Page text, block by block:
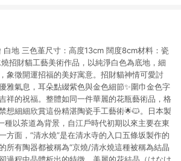
白地 三色堇尺寸：高度13cm 闊度8cm材料：瓷
招財貓工藝美術作品，以純淨白色為底地，細
象徵開運招福的美好寓意。招財貓神情可愛討
雅氣息，耳朵點綴紫色與金色細節✨圍巾金色字
祥的祝福。整體如同一件華麗的花瓶藝術品，格
想細細欣賞這份精湛陶瓷手工藝術🌟🐱。日本製
種以茶道為背景，自江戶時代初期以來主要在東
方面，“清水燒”是在清水寺的入口五條坂製作的
所有陶器都被稱為“京燒/清水燒這種被稱為結晶